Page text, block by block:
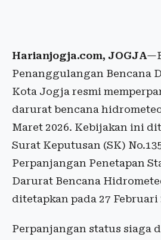
Harianjogja.com, JOGJA
Penanggulangan Bencana
Kota Jogja resmi
darurat bencana
Maret 2026. Kebijakan ini
Surat Keputusan (SK)
Perpanjangan Penetapan
Darurat Bencana
ditetapkan pada 27 Februari
Perpanjangan status siaga